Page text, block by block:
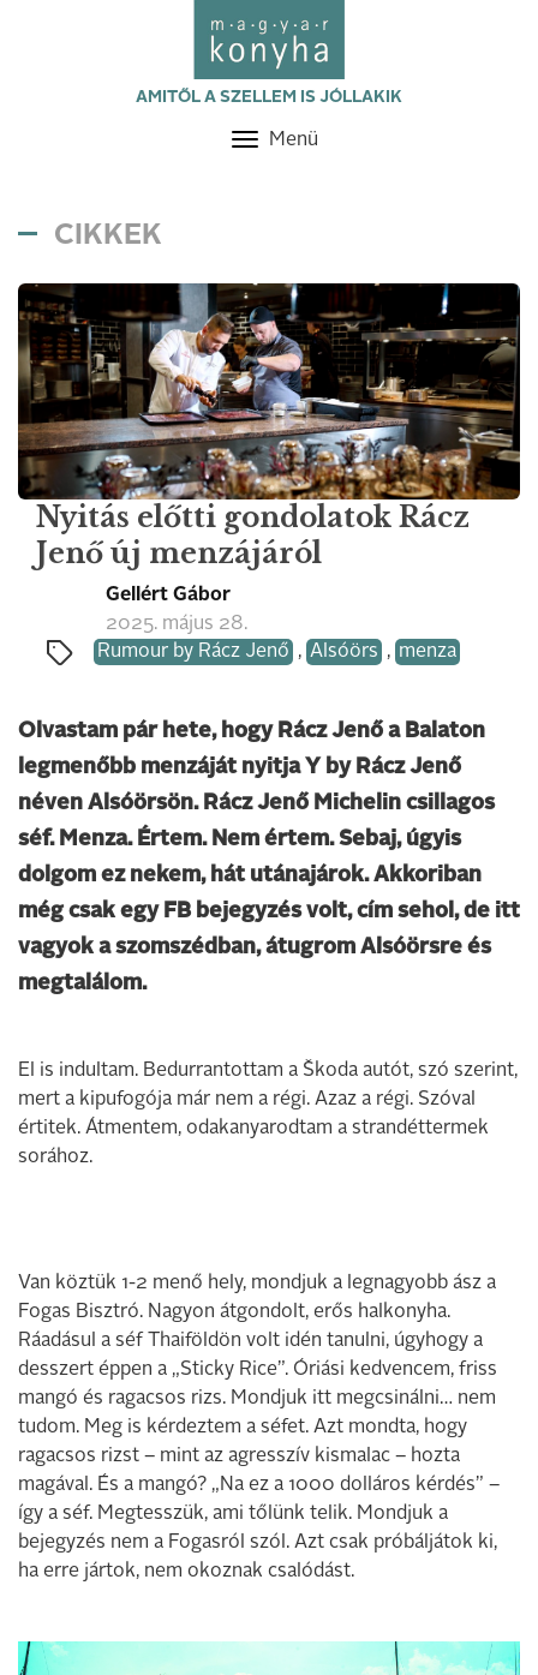
AMITŐL A SZELLEM IS JÓLLAKIK
Toggle
Menü
CIKKEK
Nyitás előtti gondolatok Rácz
Jenő új menzájáról
Gellért Gábor
2025. május 28.
Rumour by Rácz Jenő , Alsóörs , menza
Olvastam pár hete, hogy Rácz Jenő a Balaton
legmenőbb menzáját nyitja Y by Rácz Jenő
néven Alsóörsön. Rácz Jenő Michelin csillagos
séf. Menza. Értem. Nem értem. Sebaj, úgyis
dolgom ez nekem, hát utánajárok. Akkoriban
még csak egy FB bejegyzés volt, cím sehol, de itt
vagyok a szomszédban, átugrom Alsóörsre és
megtalálom.
El is indultam. Bedurrantottam a Škoda autót, szó szerint,
mert a kipufogója már nem a régi. Azaz a régi. Szóval
értitek. Átmentem, odakanyarodtam a strandéttermek
sorához.
Van köztük 1-2 menő hely, mondjuk a legnagyobb ász a
Fogas Bisztró. Nagyon átgondolt, erős halkonyha.
Ráadásul a séf Thaiföldön volt idén tanulni, úgyhogy a
desszert éppen a „Sticky Rice”. Óriási kedvencem, friss
mangó és ragacsos rizs. Mondjuk itt megcsinálni… nem
tudom. Meg is kérdeztem a séfet. Azt mondta, hogy
ragacsos rizst – mint az agresszív kismalac – hozta
magával. És a mangó? „Na ez a 1000 dolláros kérdés” –
így a séf. Megtesszük, ami tőlünk telik. Mondjuk a
bejegyzés nem a Fogasról szól. Azt csak próbáljátok ki,
ha erre jártok, nem okoznak csalódást.